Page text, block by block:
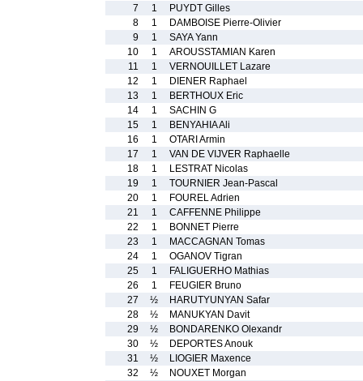
7
1
PUYDT Gilles
8
1
DAMBOISE Pierre-Olivier
9
1
SAYA Yann
10
1
AROUSSTAMIAN Karen
11
1
VERNOUILLET Lazare
12
1
DIENER Raphael
13
1
BERTHOUX Eric
14
1
SACHIN G
15
1
BENYAHIA Ali
16
1
OTARI Armin
17
1
VAN DE VIJVER Raphaelle
18
1
LESTRAT Nicolas
19
1
TOURNIER Jean-Pascal
20
1
FOUREL Adrien
21
1
CAFFENNE Philippe
22
1
BONNET Pierre
23
1
MACCAGNAN Tomas
24
1
OGANOV Tigran
25
1
FALIGUERHO Mathias
26
1
FEUGIER Bruno
27
½
HARUTYUNYAN Safar
28
½
MANUKYAN Davit
29
½
BONDARENKO Olexandr
30
½
DEPORTES Anouk
31
½
LIOGIER Maxence
32
½
NOUXET Morgan